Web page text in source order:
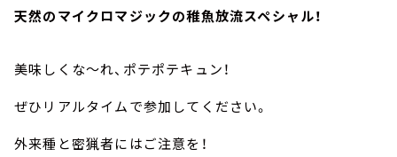
天然のマイクロマジックの稚魚放流スペシャル！
美味しくな～れ、ポテポテキュン！
ぜひリアルタイムで参加してください。
外来種と密猟者にはご注意を！